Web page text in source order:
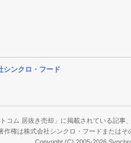
覧
シンクロ・フード
トコム 居抜き売却」に掲載されている記事
作権は株式会社シンクロ・フードまたはそ